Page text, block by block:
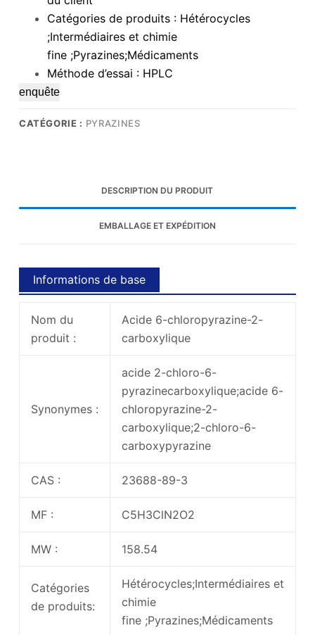
Catégories de produits : Hétérocycles
;Intermédiaires et chimie
fine ;Pyrazines;Médicaments
Méthode d’essai : HPLC
enquête
CATÉGORIE : PYRAZINES
DESCRIPTION DU PRODUIT
EMBALLAGE ET EXPÉDITION
Informations de base
Nom du
produit :
Acide 6-chloropyrazine-2-
carboxylique
Synonymes :
acide 2-chloro-6-
pyrazinecarboxylique;acide 6-
chloropyrazine-2-
carboxylique;2-chloro-6-
carboxypyrazine
CAS : 23688-89-3
MF : C5H3ClN2O2
MW : 158.54
Catégories
de produits:
Hétérocycles;Intermédiaires et
chimie
fine ;Pyrazines;Médicaments